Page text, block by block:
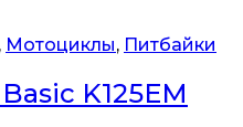
, Мотоциклы, Питбайки
K125EM